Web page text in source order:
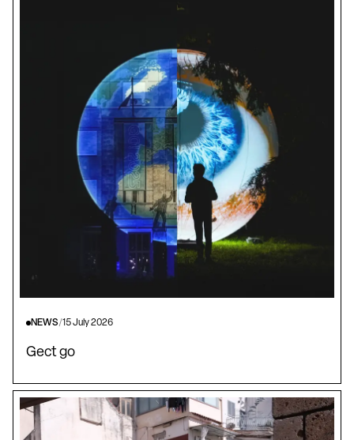
NEWS/15 July 2026
Gect go